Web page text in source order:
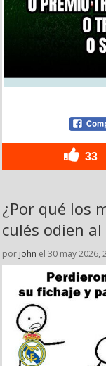
33
¿Por qué los
culés odien al
por john el 30 may 2026,